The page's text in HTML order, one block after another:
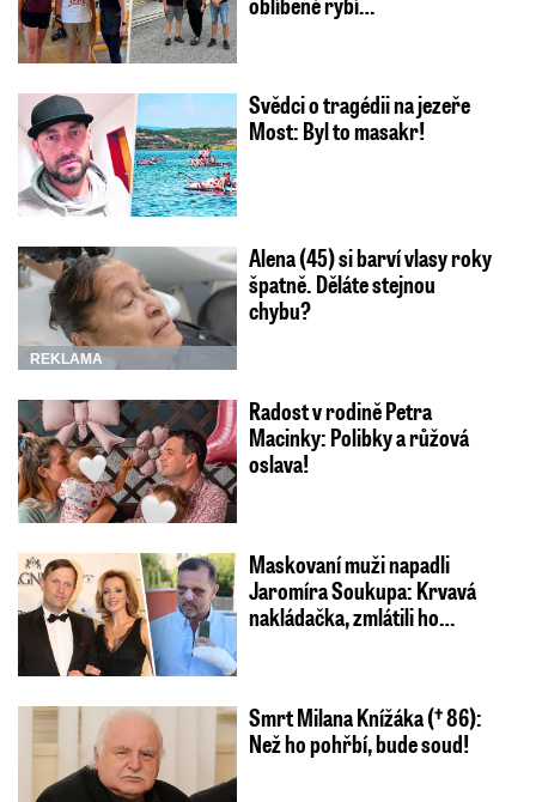
Svědci o tragédii na jezeře
Most: Byl to masakr!
REKLAMA
Alena (45) si barví vlasy roky
špatně. Děláte stejnou
chybu?
Radost v rodině Petra
Macinky: Polibky a růžová
oslava!
Maskovaní muži napadli
Jaromíra Soukupa: Krvavá
nakládačka, zmlátili ho…
Smrt Milana Knížáka († 86):
Než ho pohřbí, bude soud!